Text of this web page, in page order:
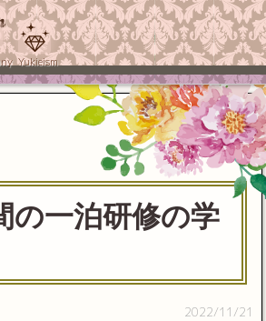
Yukieism
の一泊研修の学
2022/11/21